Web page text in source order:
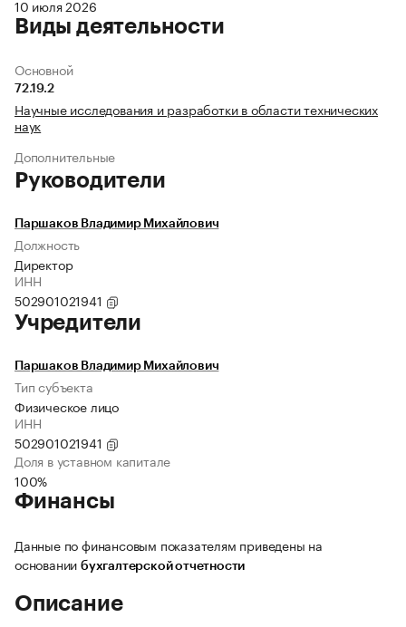
10 июля 2026
Виды деятельности
Основной
72.19.2
Научные исследования и разработки в области технических
наук
Дополнительные
Руководители
Паршаков Владимир Михайлович
Должность
Директор
ИНН
502901021941
Учредители
Паршаков Владимир Михайлович
Тип субъекта
Физическое лицо
ИНН
502901021941
Доля в уставном капитале
100%
Финансы
Данные по финансовым показателям приведены на
основании бухгалтерской отчетности
Описание